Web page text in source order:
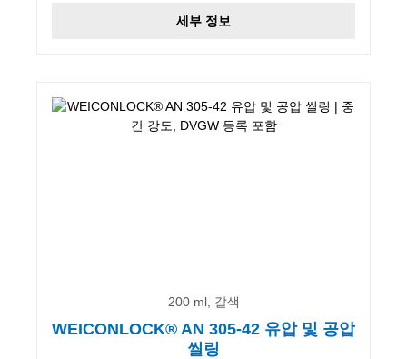
세부 정보
200 ml, 갈색
WEICONLOCK® AN 305-42 유압 및 공압
씰링